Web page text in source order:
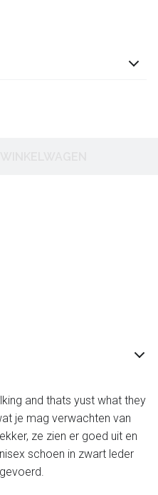
and thats yust what they
je mag verwachten van
ze zien er goed uit en
schoen in zwart leder